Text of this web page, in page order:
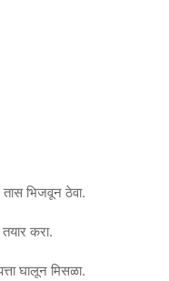
भिजवून ठेवा.
तयार करा.
घालून मिसळा.